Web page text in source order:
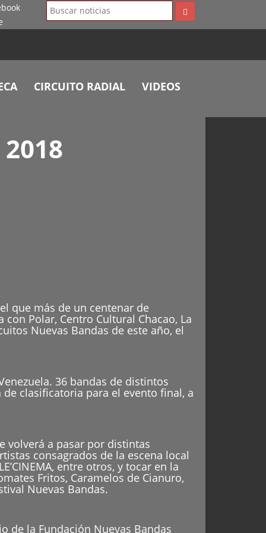
CIRCUITO RADIAL VIDEOS
2018
que más de un centenar de
Polar, Centro Cultural Chacao, La
Nuevas Bandas de este año, el
36 bandas de distintos
clasificatoria para el evento final, a
volverá a pasar por distintas
consagrados de la escena local
entre otros, y tocar en la
Fritos, Caramelos de Cianuro,
Nuevas Bandas.
de la Fundación Nuevas Bandas